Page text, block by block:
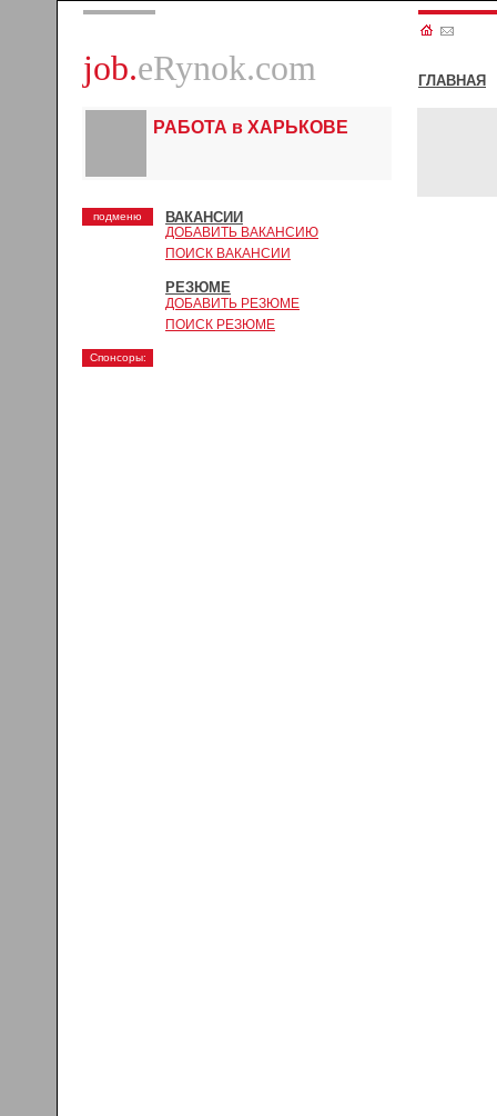
job.eRynok.com ГЛАВНАЯ
РАБОТА в ХАРЬКОВЕ
подменю ВАКАНСИИ
ДОБАВИТЬ ВАКАНСИЮ
ПОИСК ВАКАНСИИ
РЕЗЮМЕ
ДОБАВИТЬ РЕЗЮМЕ
ПОИСК РЕЗЮМЕ
Спонсоры: